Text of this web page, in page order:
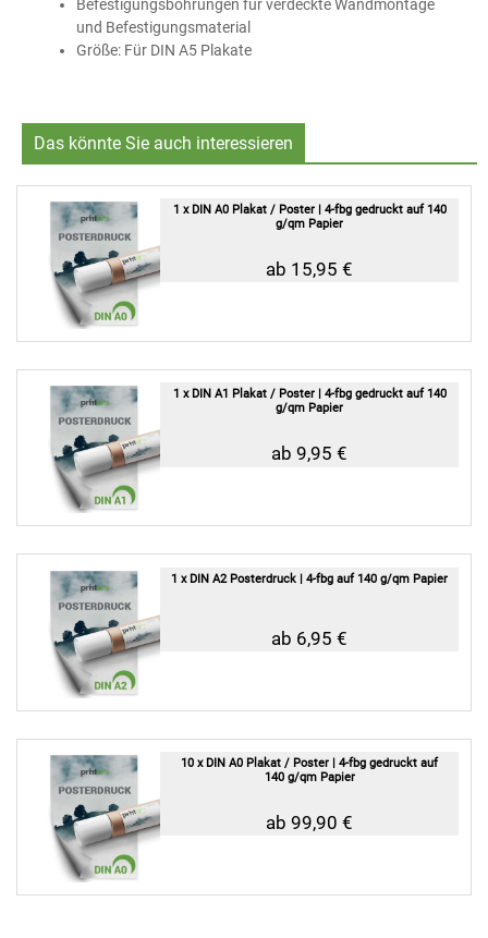
Befestigungsbohrungen für verdeckte Wandmontage
und Befestigungsmaterial
Größe: Für DIN A5 Plakate
Das könnte Sie auch interessieren
1 x DIN A0 Plakat / Poster | 4-fbg gedruckt auf 140
g/qm Papier
ab 15,95 €
1 x DIN A1 Plakat / Poster | 4-fbg gedruckt auf 140
g/qm Papier
ab 9,95 €
1 x DIN A2 Posterdruck | 4-fbg auf 140 g/qm Papier
ab 6,95 €
10 x DIN A0 Plakat / Poster | 4-fbg gedruckt auf
140 g/qm Papier
ab 99,90 €